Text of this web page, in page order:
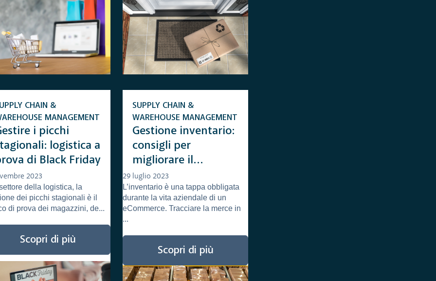
i picchi
logistica a
di Black Friday
CHAIN &
MANAGEMENT
2023
della logistica, la
dei picchi stagionali è il
di prova dei magazzini, de...
Scopri di più
Gestione inventario:
consigli per
migliorare il
magazzino
ecommerce
SUPPLY CHAIN &
WAREHOUSE MANAGEMENT
29 luglio 2023
L’inventario è una tappa obbligata
durante la vita aziendale di un
eCommerce. Tracciare la merce in
...
Scopri di più